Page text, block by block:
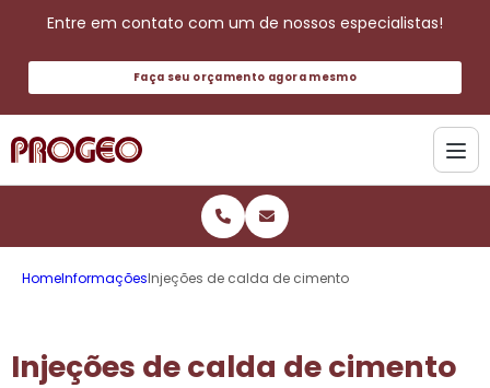
Entre em contato com um de nossos especialistas!
Faça seu orçamento agora mesmo
HomeInformaçõesInjeções de calda de cimento
Injeções de calda de cimento